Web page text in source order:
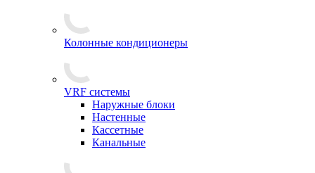
Колонные кондиционеры
VRF системы
Наружные блоки
Настенные
Кассетные
Канальные